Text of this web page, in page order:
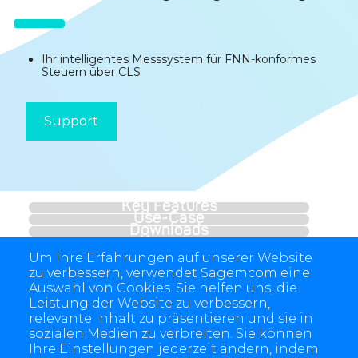
Ihr intelligentes Messsystem für FNN-konformes
Steuern über CLS
Support
Key Features
Use-Case
Downloads
Um Ihre Erfahrungen auf unserer Website
zu verbessern, verwendet Sagemcom eine
Auswahl von Cookies. Sie helfen uns, die
Leistung der Website zu verbessern,
relevante Inhalt zu präsentieren und sie in
sozialen Medien zu verbreiten. Sie können
Ihre Einstellungen jederzeit ändern, indem